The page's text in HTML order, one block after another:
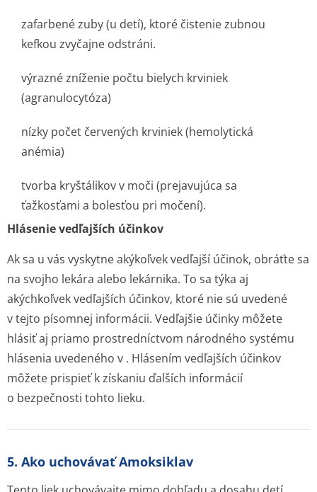
zafarbené zuby (u detí), ktoré čistenie zubnou
kefkou zvyčajne odstráni.
výrazné zníženie počtu bielych krviniek
(agranulocytóza)
nízky počet červených krviniek (hemolytická
anémia)
tvorba kryštálikov v moči (prejavujúca sa
ťažkosťami a bolesťou pri močení).
Hlásenie vedľajších účinkov
Ak sa u vás vyskytne akýkoľvek vedľajší účinok, obráťte sa
na svojho lekára alebo lekárnika. To sa týka aj
akýchkoľvek vedľajších účinkov, ktoré nie sú uvedené
v tejto písomnej informácii. Vedľajšie účinky môžete
hlásiť aj priamo prostredníctvom národného systému
hlásenia uvedeného v . Hlásením vedľajších účinkov
môžete prispieť k získaniu ďalších informácií
o bezpečnosti tohto lieku.
5. Ako uchovávať Amoksiklav